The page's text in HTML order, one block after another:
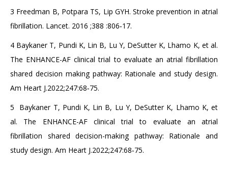
3 Freedman B, Potpara TS, Lip GYH. Stroke prevention in atrial
fibrillation. Lancet. 2016 ;388 :806‑17.
4 Baykaner T, Pundi K, Lin B, Lu Y, DeSutter K, Lhamo K, et al.
The ENHANCE-AF clinical trial to evaluate an atrial fibrillation
shared decision making pathway: Rationale and study design.
Am Heart J.2022;247:68‑75.
5 Baykaner T, Pundi K, Lin B, Lu Y, DeSutter K, Lhamo K, et
al. The ENHANCE-AF clinical trial to evaluate an atrial
fibrillation shared decision-making pathway: Rationale and
study design. Am Heart J.2022;247:68‑75.